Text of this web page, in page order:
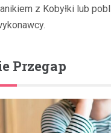
z Kobyłki lub
Przegap